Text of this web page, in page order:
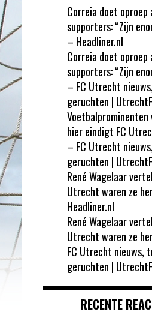
Correia doet oproep
supporters: “Zijn
– Headliner.nl
Correia doet oproep
supporters: “Zijn
– FC Utrecht
geruchten |
Voetbalprominenten
hier eindigt FC
– FC Utrecht
geruchten |
René Wagelaar
Utrecht waren ze
Headliner.nl
René Wagelaar
Utrecht waren ze
FC Utrecht nieuws,
geruchten |
RECENTE